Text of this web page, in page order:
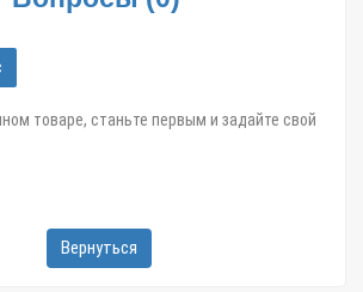
кроя имеют сборку по низу штанин на
товаре, станьте первым и задайте свой
Вернуться